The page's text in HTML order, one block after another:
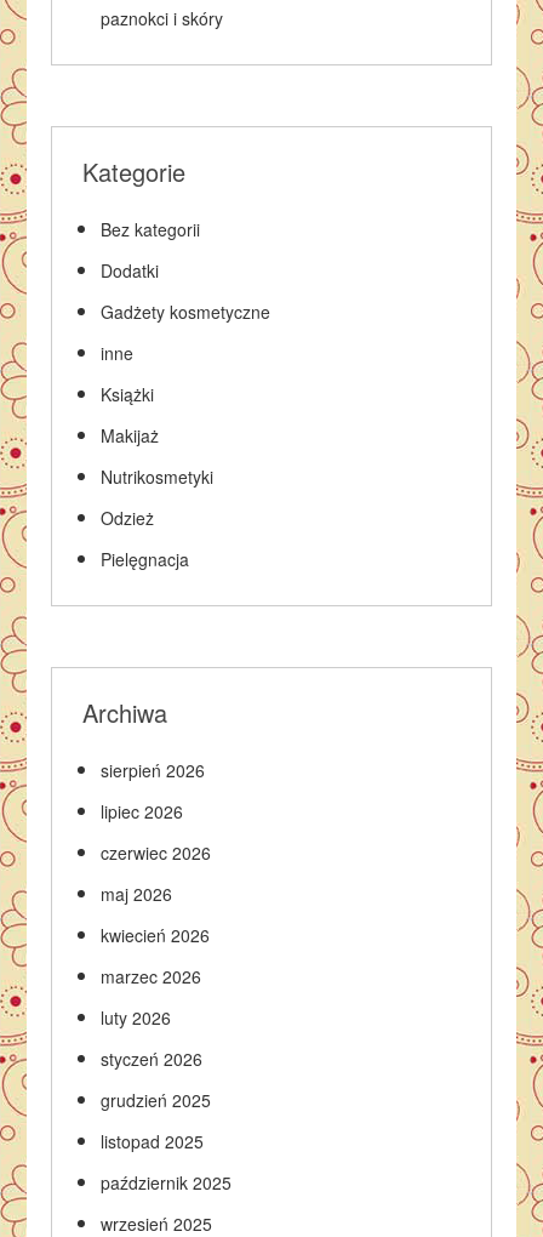
paznokci i skóry
Kategorie
Bez kategorii
Dodatki
Gadżety kosmetyczne
inne
Książki
Makijaż
Nutrikosmetyki
Odzież
Pielęgnacja
Archiwa
sierpień 2026
lipiec 2026
czerwiec 2026
maj 2026
kwiecień 2026
marzec 2026
luty 2026
styczeń 2026
grudzień 2025
listopad 2025
październik 2025
wrzesień 2025